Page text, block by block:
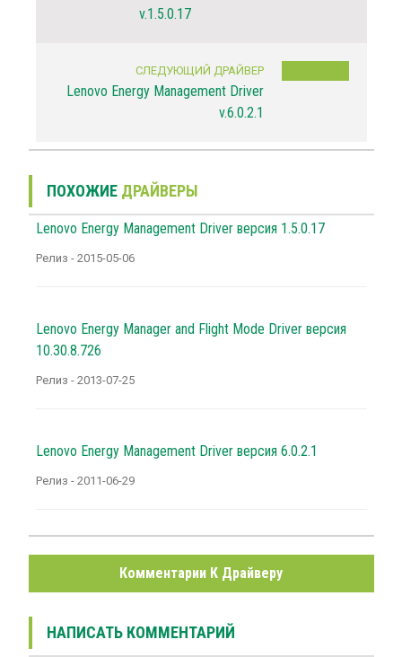
v.1.5.0.17
СЛЕДУЮЩИЙ ДРАЙВЕР
Lenovo Energy Management Driver
v.6.0.2.1
ПОХОЖИЕ ДРАЙВЕРЫ
Lenovo Energy Management Driver версия 1.5.0.17
Релиз - 2015-05-06
Lenovo Energy Manager and Flight Mode Driver версия
10.30.8.726
Релиз - 2013-07-25
Lenovo Energy Management Driver версия 6.0.2.1
Релиз - 2011-06-29
Комментарии К Драйверу
НАПИСАТЬ КОММЕНТАРИЙ